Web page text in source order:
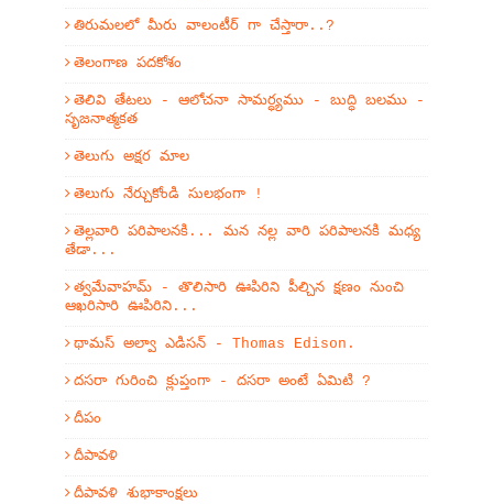
తిరుమలలో మీరు వాలంటీర్ గా చేస్తారా..?
తెలంగాణ పదకోశం
తెలివి తేటలు - ఆలోచనా సామర్ధ్యము - బుద్ధి బలము -
సృజనాత్మకత
తెలుగు అక్షర మాల
తెలుగు నేర్చుకోండి సులభంగా !
తెల్లవారి పరిపాలనకి... మన నల్ల వారి పరిపాలనకి మధ్య
తేడా...
త్వమేవాహమ్‌ - తొలిసారి ఊపిరిని పీల్చిన క్షణం నుంచి
ఆఖరిసారి ఊపిరిని...
థామస్ అల్వా ఎడిసన్ - Thomas Edison.
దసరా గురించి క్లుప్తంగా - దసరా అంటే ఏమిటి ?
దీపం
దీపావళి
దీపావళి శుభాకాంక్షలు